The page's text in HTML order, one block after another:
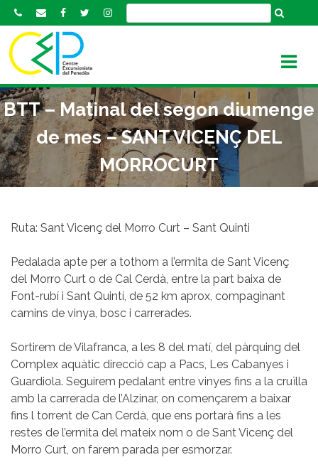
k
o
c
o
n
t
e
BTT – Matinal del segon diumenge
de mes – SANT VICENÇ DEL
MORROCURT
Ruta: Sant Vicenç del Morro Curt – Sant Quinti
Pedalada apte per a tothom a l’ermita de Sant Vicenç
del Morro Curt o de Cal Cerdà, entre la part baixa de
Font-rubí i Sant Quintí, de 52 km aprox, compaginant
camins de vinya, bosc i carrerades.
Sortirem de Vilafranca, a les 8 del matí, del pàrquing del
Complex aquàtic direcció cap a Pacs, Les Cabanyes i
Guardiola. Seguirem pedalant entre vinyes fins a la cruïlla
amb la carrerada de l’Alzinar, on començarem a baixar
fins l torrent de Can Cerdà, que ens portarà fins a les
restes de l’ermita del mateix nom o de Sant Vicenç del
Morro Curt, on farem parada per esmorzar.